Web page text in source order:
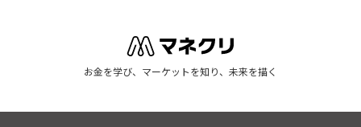
お金を学び、マーケットを知り、未来を描く